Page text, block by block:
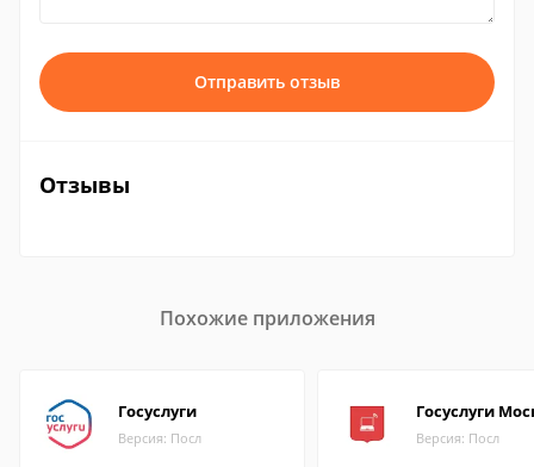
Отправить отзыв
Отзывы
Похожие приложения
Госуслуги
Версия: Посл
Госуслуги
Версия: Посл